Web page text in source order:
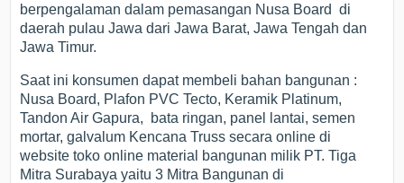
berpengalaman dalam pemasangan Nusa Board di
daerah pulau Jawa dari Jawa Barat, Jawa Tengah dan
Jawa Timur.
Saat ini konsumen dapat membeli bahan bangunan :
Nusa Board, Plafon PVC Tecto, Keramik Platinum,
Tandon Air Gapura, bata ringan, panel lantai, semen
mortar, galvalum Kencana Truss secara online di
website toko online material bangunan milik PT. Tiga
Mitra Surabaya yaitu 3 Mitra Bangunan di